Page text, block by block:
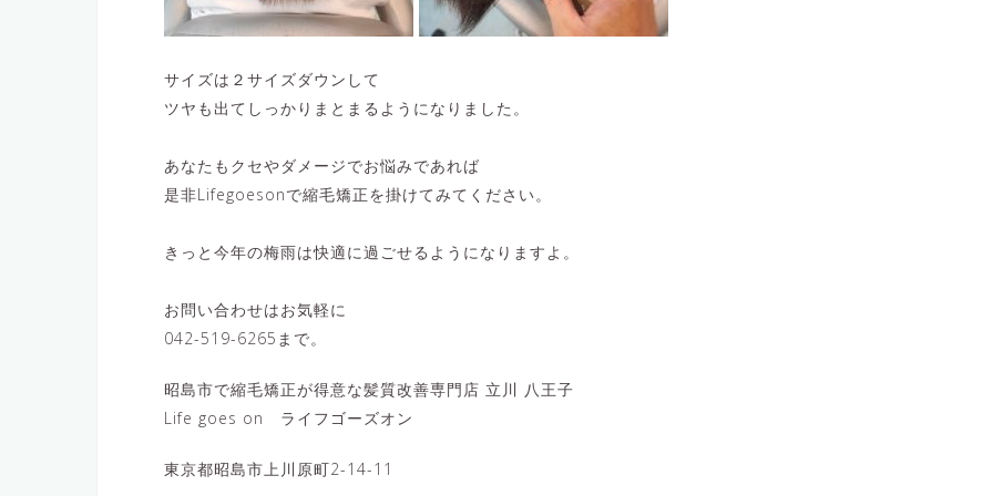
サイズは２サイズダウンして
ツヤも出てしっかりまとまるようになりました。
あなたもクセやダメージでお悩みであれば
是非Lifegoesonで縮毛矯正を掛けてみてください。
きっと今年の梅雨は快適に過ごせるようになりますよ。
お問い合わせはお気軽に
042-519-6265まで。
昭島市で縮毛矯正が得意な髪質改善専門店 立川 八王子
Life goes on ライフゴーズオン
東京都昭島市上川原町2-14-11